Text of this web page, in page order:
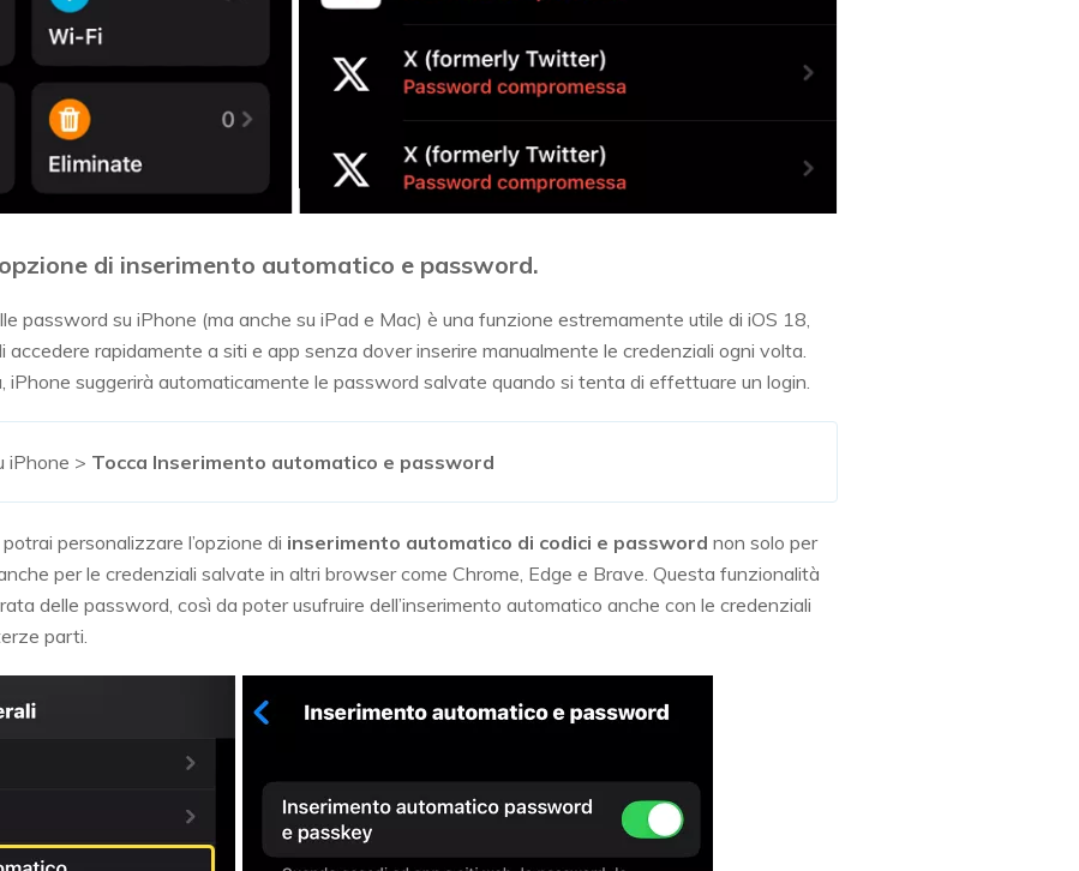
di inserimento automatico e password.
password su iPhone (ma anche su iPad e Mac) è una funzione estremamente utile di iOS 18,
rapidamente a siti e app senza dover inserire manualmente le credenziali ogni volta.
suggerirà automaticamente le password salvate quando si tenta di effettuare un login.
iPhone > Tocca Inserimento automatico e password
personalizzare l’opzione di inserimento automatico di codici e password non solo per
per le credenziali salvate in altri browser come Chrome, Edge e Brave. Questa funzionalità
delle password, così da poter usufruire dell’inserimento automatico anche con le credenziali
parti.